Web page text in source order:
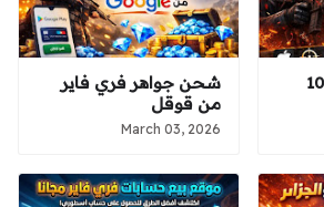
شوت 100
شحن جواهر فري فاير
من قوقل
March 03, 2026